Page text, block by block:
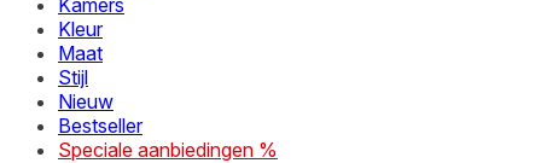
Kamers
Kleur
Maat
Stijl
Nieuw
Bestseller
Speciale aanbiedingen %
verandert, zoals uw voorkeurstaal of de regio waar u zich